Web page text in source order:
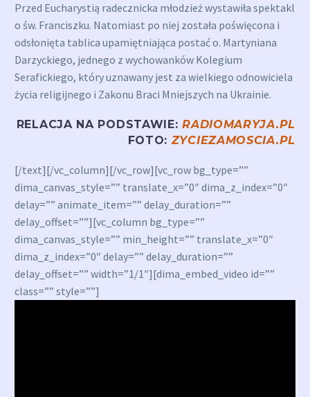
Przed Eucharystią radecznicka młodzież wystawiła spektakl
o św. Franciszku. Natomiast po niej została poświęcona i
odsłonięta tablica upamiętniająca postać o. Martyniana
Darzyckiego, jednego z wychowanków Kolegium
Serafickiego, który uznawany jest za wielkiego odnowiciela
życia religijnego i Zakonu Braci Mniejszych na Ukrainie.
RELACJA NA PODSTAWIE:RADIOMARYJA.PL
FOTO:ZYCIEZAMOSCIA.PL
[/text][/vc_column][/vc_row][vc_row bg_type=””
dima_canvas_style=”” translate_x=”0″ dima_z_index=”0″
delay=”” animate_item=”” delay_duration=””
delay_offset=””][vc_column bg_type=””
dima_canvas_style=”” min_height=”” translate_x=”0″
dima_z_index=”0″ delay=”” delay_duration=””
delay_offset=”” width=”1/1″][dima_embed_video id=””
class=”” style=””]